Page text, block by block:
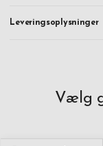
Leveringsoplysninger
Vælg